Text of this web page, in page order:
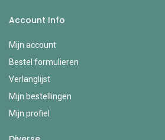
Account Info
Mijn account
Bestel formulieren
Verlanglijst
Mijn bestellingen
Mijn profiel